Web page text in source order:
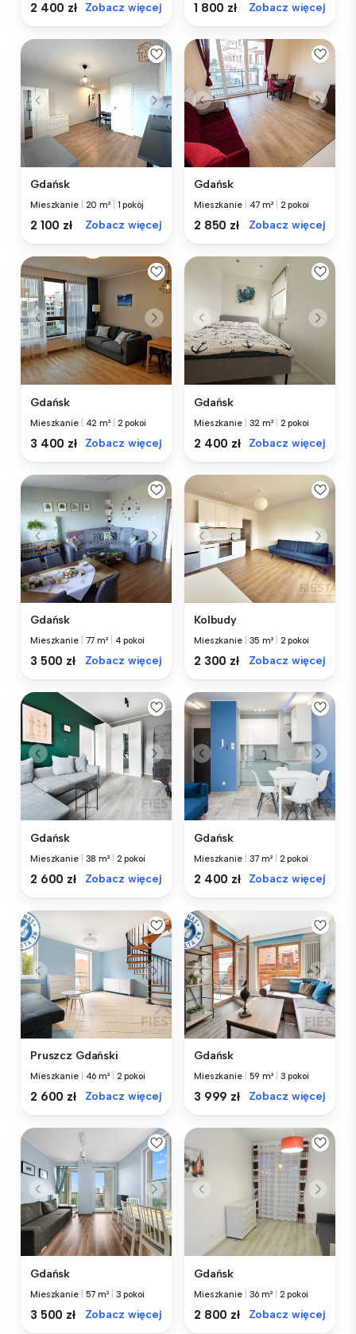
2 400 zł Zobacz więcej 1 800 zł Zobacz więcej
Gdańsk
Mieszkanie 20 m² 1 pokój
2 100 zł Zobacz więcej
Gdańsk
Mieszkanie 47 m² 2 pokoi
2 850 zł Zobacz więcej
Gdańsk
Mieszkanie 42 m² 2 pokoi
3 400 zł Zobacz więcej
Gdańsk
Mieszkanie 32 m² 2 pokoi
2 400 zł Zobacz więcej
Gdańsk
Mieszkanie 77 m² 4 pokoi
3 500 zł Zobacz więcej
Kolbudy
Mieszkanie 35 m² 2 pokoi
2 300 zł Zobacz więcej
Gdańsk
Mieszkanie 38 m² 2 pokoi
2 600 zł Zobacz więcej
Gdańsk
Mieszkanie 37 m² 2 pokoi
2 400 zł Zobacz więcej
Pruszcz Gdański
Mieszkanie 46 m² 2 pokoi
2 600 zł Zobacz więcej
Gdańsk
Mieszkanie 59 m² 3 pokoi
3 999 zł Zobacz więcej
Gdańsk
Mieszkanie 57 m² 3 pokoi
3 500 zł Zobacz więcej
Gdańsk
Mieszkanie 36 m² 2 pokoi
2 800 zł Zobacz więcej